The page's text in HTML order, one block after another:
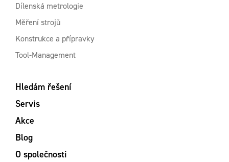
Dílenská metrologie
Měření strojů
Konstrukce a přípravky
Tool-Management
Hledám řešení
Servis
Akce
Blog
O společnosti